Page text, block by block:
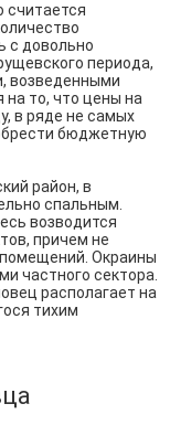
считается
с довольно
периода,
возведенными
то, что цены на
в ряде не самых
бюджетную
район, в
спальным.
возводится
причем не
Окраины
частного сектора.
располагает на
тихим